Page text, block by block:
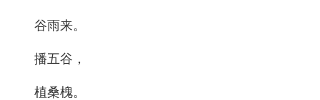
谷雨来。
播五谷，
植桑槐。